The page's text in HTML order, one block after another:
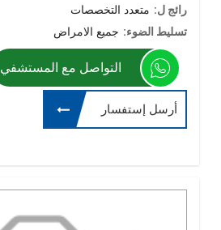
رائج ل: متعدد التخصصات
تسليط الضوء: جميع الامراض
التواصل مع المستشفي
أرسل إستفسار